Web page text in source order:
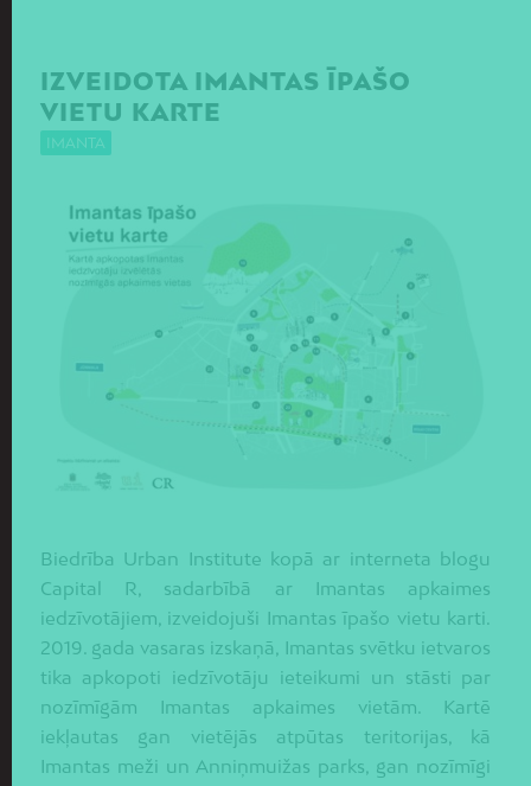
IZVEIDOTA IMANTAS ĪPAŠO
VIETU KARTE
IMANTA
Biedrība Urban Institute kopā ar interneta blogu
Capital R, sadarbībā ar Imantas apkaimes
iedzīvotājiem, izveidojuši Imantas īpašo vietu karti.
2019. gada vasaras izskaņā, Imantas svētku ietvaros
tika apkopoti iedzīvotāju ieteikumi un stāsti par
nozīmīgām Imantas apkaimes vietām. Kartē
iekļautas gan vietējās atpūtas teritorijas, kā
Imantas meži un Anniņmuižas parks, gan nozīmīgi